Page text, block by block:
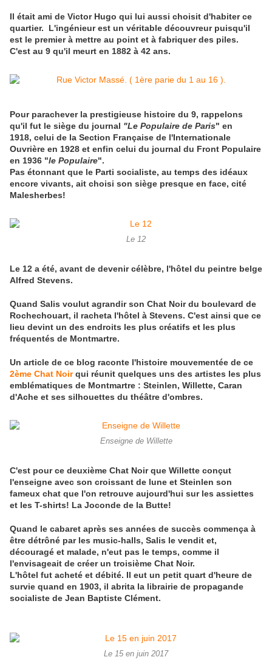
Il était ami de Victor Hugo qui lui aussi choisit d'habiter ce
quartier. L'ingénieur est un véritable découvreur puisqu'il
est le premier à mettre au point et à fabriquer des piles.
C'est au 9 qu'il meurt en 1882 à 42 ans.
Pour parachever la prestigieuse histoire du 9, rappelons
qu'il fut le siège du journal "Le Populaire de Paris" en
1918, celui de la Section Française de l'Internationale
Ouvrière en 1928 et enfin celui du journal du Front Populaire
en 1936 "le Populaire".
Pas étonnant que le Parti socialiste, au temps des idéaux
encore vivants, ait choisi son siège presque en face, cité
Malesherbes!
Le 12
Le 12 a été, avant de devenir célèbre, l'hôtel du peintre belge
Alfred Stevens.
Quand Salis voulut agrandir son Chat Noir du boulevard de
Rochechouart, il racheta l'hôtel à Stevens. C'est ainsi que ce
lieu devint un des endroits les plus créatifs et les plus
fréquentés de Montmartre.
Un article de ce blog raconte l'histoire mouvementée de ce
2ème Chat Noirqui réunit quelques uns des artistes les plus
emblématiques de Montmartre : Steinlen, Willette, Caran
d'Ache et ses silhouettes du théâtre d'ombres.
Enseigne de Willette
C'est pour ce deuxième Chat Noir que Willette conçut
l'enseigne avec son croissant de lune et Steinlen son
fameux chat que l'on retrouve aujourd'hui sur les assiettes
et les T-shirts! La Joconde de la Butte!
Quand le cabaret après ses années de succès commença à
être détrôné par les music-halls, Salis le vendit et,
découragé et malade, n'eut pas le temps, comme il
l'envisageait de créer un troisième Chat Noir.
L'hôtel fut acheté et débité. Il eut un petit quart d'heure de
survie quand en 1903, il abrita la librairie de propagande
socialiste de Jean Baptiste Clément.
Le 15 en juin 2017